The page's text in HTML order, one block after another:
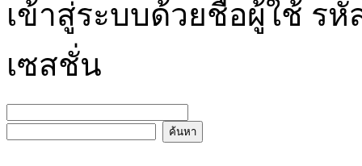
เข้าสู่ระบบด้วยชื่อผู้ใช้ รหั
เซสชั่น